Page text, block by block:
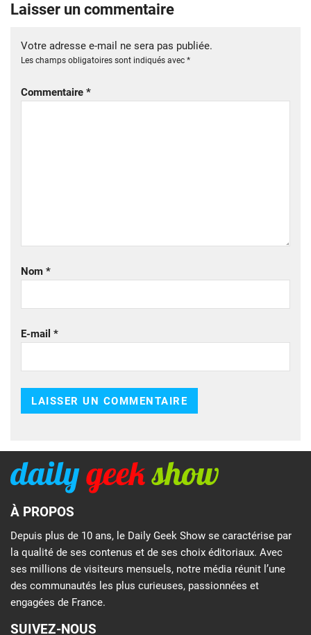
Laisser un commentaire
Votre adresse e-mail ne sera pas publiée.
Les champs obligatoires sont indiqués avec *
Commentaire *
Nom *
E-mail *
À PROPOS
Depuis plus de 10 ans, le Daily Geek Show se caractérise par
la qualité de ses contenus et de ses choix éditoriaux. Avec
ses millions de visiteurs mensuels, notre média réunit l’une
des communautés les plus curieuses, passionnées et
engagées de France.
SUIVEZ-NOUS